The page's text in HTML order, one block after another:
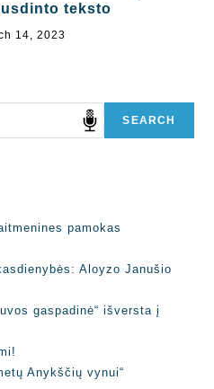
teksto
14, 2023
SEARCH
pamokas
Aloyzo Janušio
gaspadinė“ išversta į
Anykščių vynui“